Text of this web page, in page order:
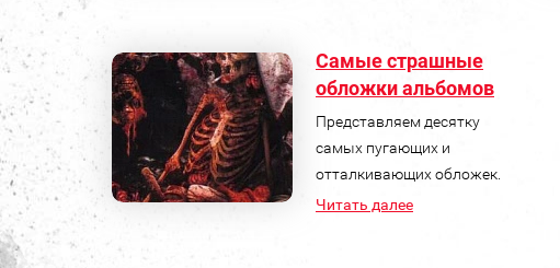
Самые страшные
обложки альбомов
Представляем десятку
самых пугающих и
отталкивающих обложек.
Читать далее